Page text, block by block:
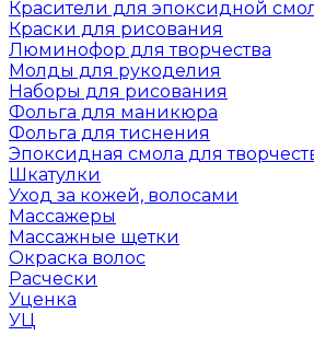
Красители для эпоксидной
Краски для рисования
Люминофор для творчества
Молды для рукоделия
Наборы для рисования
Фольга для маникюра
Фольга для тиснения
Эпоксидная смола для
Шкатулки
Уход за кожей, волосами
Массажеры
Массажные щетки
Окраска волос
Расчески
Уценка
УЦ